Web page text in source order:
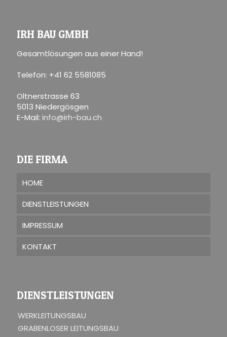
IRH BAU GMBH
Gesamtlösungen aus einer Hand!
Telefon: +41 62 5581085
Oltnerstrasse 63
5013 Niedergösgen
E-Mail: info@irh-bau.ch
DIE FIRMA
HOME
DIENSTLEISTUNGEN
IMPRESSUM
KONTAKT
DIENSTLEISTUNGEN
WERKLEITUNGSBAU
GRABENLOSER LEITUNGSBAU